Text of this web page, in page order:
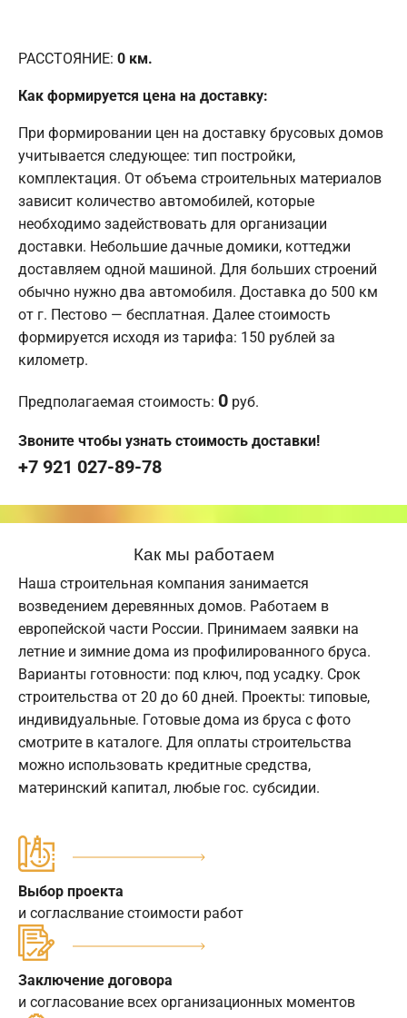
РАССТОЯНИЕ: 0 км.
Как формируется цена на доставку:
При формировании цен на доставку брусовых домов
учитывается следующее: тип постройки,
комплектация. От объема строительных материалов
зависит количество автомобилей, которые
необходимо задействовать для организации
доставки. Небольшие дачные домики, коттеджи
доставляем одной машиной. Для больших строений
обычно нужно два автомобиля. Доставка до 500 км
от г. Пестово — бесплатная. Далее стоимость
формируется исходя из тарифа: 150 рублей за
километр.
Предполагаемая стоимость: 0 руб.
Звоните чтобы узнать стоимость доставки!
+7 921 027-89-78
Как мы работаем
Наша строительная компания занимается
возведением деревянных домов. Работаем в
европейской части России. Принимаем заявки на
летние и зимние дома из профилированного бруса.
Варианты готовности: под ключ, под усадку. Срок
строительства от 20 до 60 дней. Проекты: типовые,
индивидуальные. Готовые дома из бруса с фото
смотрите в каталоге. Для оплаты строительства
можно использовать кредитные средства,
материнский капитал, любые гос. субсидии.
Выбор проекта
и согласлвание стоимости работ
Заключение договора
и согласование всех организационных моментов